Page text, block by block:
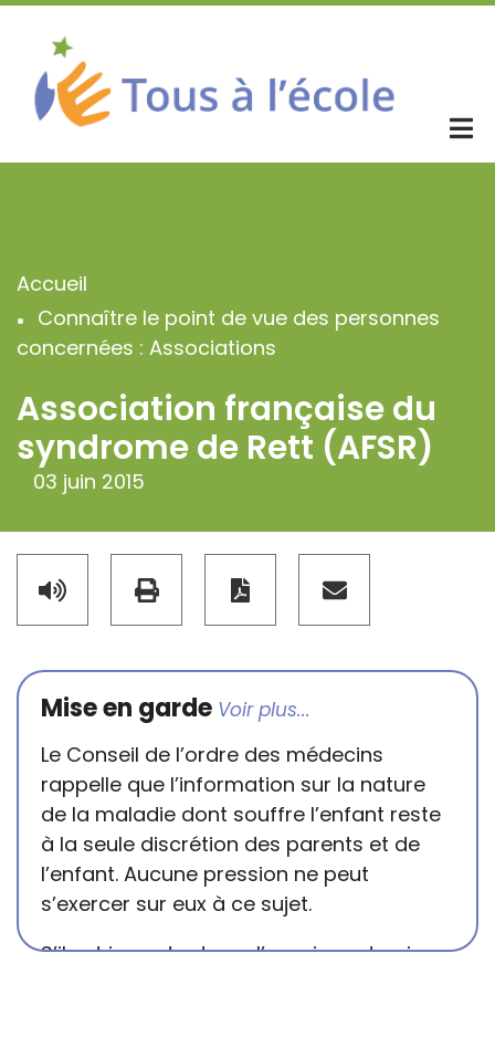
Aller
contenu
principal
Fil
d'Ariane
Accueil
Connaître le point de vue des personnes
concernées : Associations
Association française du
syndrome de Rett (AFSR)
03 juin 2015
Mise en garde
Le Conseil de l’ordre des médecins
rappelle que l’information sur la nature
de la maladie dont souffre l’enfant reste
à la seule discrétion des parents et de
l’enfant. Aucune pression ne peut
s’exercer sur eux à ce sujet.
S’il est important que l’enseignant puisse